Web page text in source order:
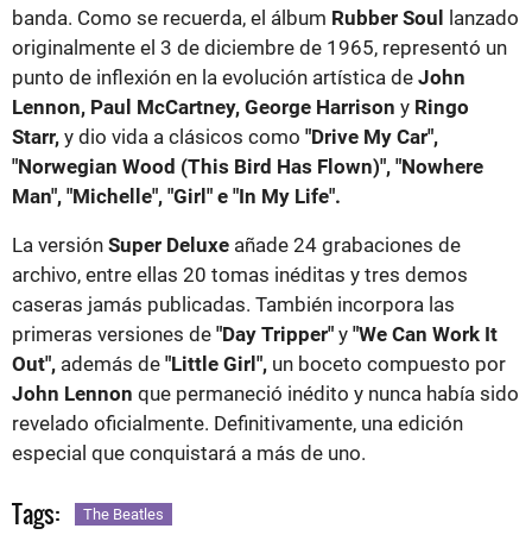
banda. Como se recuerda, el álbum Rubber Soul
lanzado
originalmente el 3 de diciembre de 1965, representó un
punto de inflexión en la evolución artística de John
Lennon, Paul McCartney, George Harrison y Ringo
Starr, y dio vida a clásicos como "Drive My Car",
"Norwegian Wood (This Bird Has Flown)", "Nowhere
Man", "Michelle", "Girl" e "In My Life".
La versión Super Deluxe añade 24 grabaciones de
archivo, entre ellas 20 tomas inéditas y tres demos
caseras jamás publicadas. También incorpora las
primeras versiones de "Day Tripper" y "We Can Work It
Out", además de "Little Girl", un boceto compuesto por
John Lennon que permaneció inédito y nunca había sido
revelado oficialmente. Definitivamente, una edición
especial que conquistará a más de uno.
Tags: The Beatles